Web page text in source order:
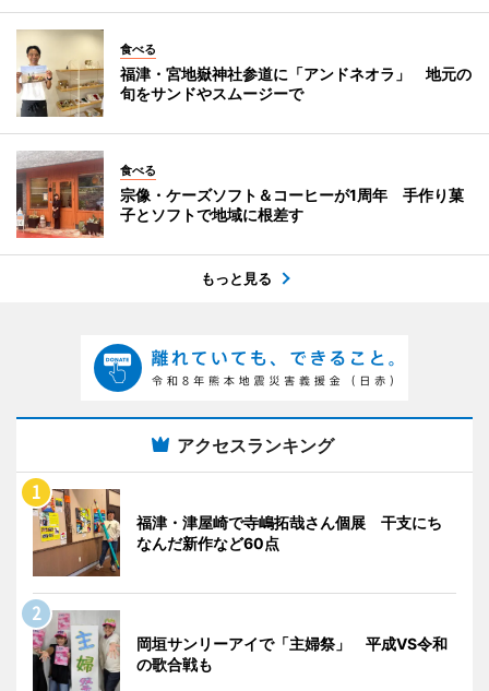
食べる
福津・宮地嶽神社参道に「アンドネオラ」 地元の
旬をサンドやスムージーで
食べる
宗像・ケーズソフト＆コーヒーが1周年 手作り菓
子とソフトで地域に根差す
もっと見る
アクセスランキング
福津・津屋崎で寺嶋拓哉さん個展 干支にち
なんだ新作など60点
岡垣サンリーアイで「主婦祭」 平成VS令和
の歌合戦も